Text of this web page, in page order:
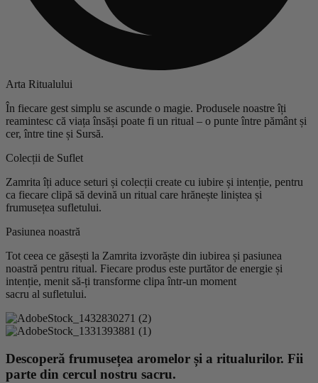
Arta Ritualului
În fiecare gest simplu se ascunde o magie. Produsele noastre îți
reamintesc că viața însăși poate fi un ritual – o punte între pământ și
cer, între tine și Sursă.
Colecții de Suflet
Zamrita îți aduce seturi și colecții create cu iubire și intenție, pentru
ca fiecare clipă să devină un ritual care hrănește liniștea și
frumusețea sufletului.
Pasiunea noastră
Tot ceea ce găsești la Zamrita izvorăște din iubirea și pasiunea
noastră pentru ritual. Fiecare produs este purtător de energie și
intenție, menit să-ți transforme clipa într-un moment
sacru al sufletului.
Descoperă frumusețea aromelor și a ritualurilor. Fii
parte din cercul nostru sacru.